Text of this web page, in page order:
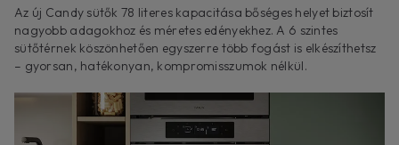
Az új Candy sütők 78 literes kapacitása bőséges helyet biztosít
nagyobb adagokhoz és méretes edényekhez. A 6 szintes
sütőtérnek köszönhetően egyszerre több fogást is elkészíthetsz
– gyorsan, hatékonyan, kompromisszumok nélkül.